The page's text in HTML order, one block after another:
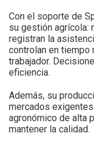
Con el soporte de
su gestión agrícola:
registran la
controlan en tiempo
trabajador.
eficiencia.
Además, su
mercados
agronómico de alta
mantener la calidad.